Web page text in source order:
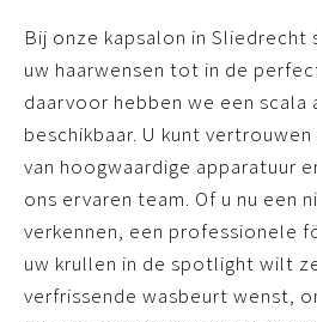
Bij onze kapsalon in Sliedrecht
uw haarwensen tot in de
daarvoor hebben we een scala
beschikbaar. U kunt
van hoogwaardige apparatuur
ons ervaren team. Of u nu een
verkennen, een professionele
uw krullen in de spotlight wilt
verfrissende wasbeurt wenst,